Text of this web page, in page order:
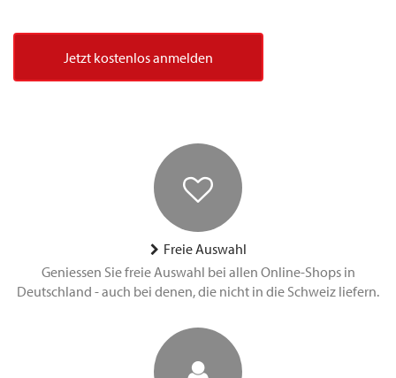
Jetzt kostenlos anmelden
Freie Auswahl
Geniessen Sie freie Auswahl bei allen Online-Shops in
Deutschland - auch bei denen, die nicht in die Schweiz liefern.